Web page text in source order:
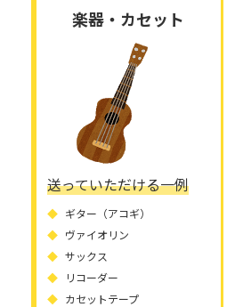
楽器・カセット
送っていただける一例
ギター（アコギ）
ヴァイオリン
サックス
リコーダー
カセットテープ